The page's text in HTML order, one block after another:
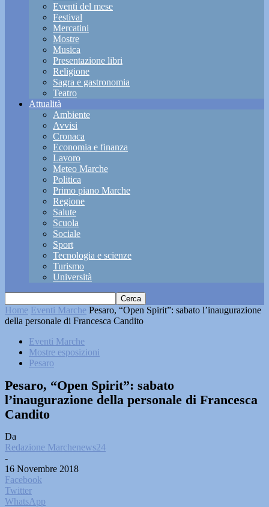
Eventi del mese
Festival
Mercatini
Mostre
Musica
Presentazione libri
Religione
Sagra e gastronomia
Teatro
Attualità
Ambiente
Avvisi
Cronaca
Economia e finanza
Lavoro
Meteo Marche
Politica
Primo piano Marche
Regione
Salute
Scuola
Sociale
Sport
Tecnologia e scienze
Turismo
Università
Home Eventi Marche Pesaro, “Open Spirit”: sabato l’inaugurazione
della personale di Francesca Candito
Eventi Marche
Mostre esposizioni
Pesaro
Pesaro, “Open Spirit”: sabato
l’inaugurazione della personale di Francesca
Candito
Da
Redazione Marchenews24
-
16 Novembre 2018
Facebook
Twitter
WhatsApp